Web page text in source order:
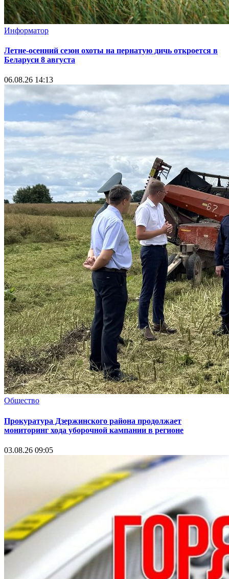
Информатор
Летне-осенний сезон охоты на пернатую дичь откроется в
Беларуси 8 августа
06.08.26 14:13
Общество
Прокуратура Дзержинского района продолжает
мониторинг хода уборочной кампании в регионе
03.08.26 09:05